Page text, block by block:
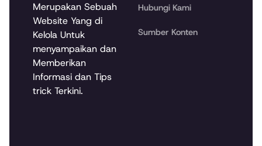
Merupakan Sebuah
Website Yang di
Kelola Untuk
menyampaikan dan
Memberikan
Informasi dan Tips
trick Terkini.
Hubungi Kami
Sumber Konten